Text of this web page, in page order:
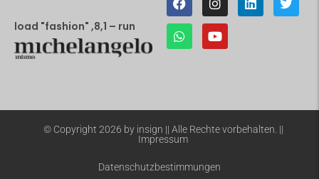
load "fashion" ,8,1 – run
© Copyright 2026 by insign || Alle Rechte vorbehalten. ||
Impressum
Datenschutzbestimmungen